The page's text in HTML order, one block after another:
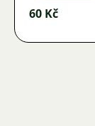
60 Kč